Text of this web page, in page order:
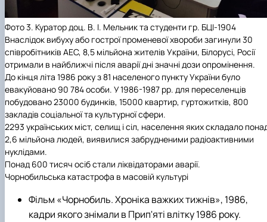
Фото 3. Куратор доц. В. І. Мельник та студенти гр. БЦІ-1904
Внаслідок вибуху або гострої променевої хвороби загинули 30
співробітників АЕС, 8,5 мільйона жителів України, Білорусі, Росії
отримали в найближчі після аварії дні значні дози опромінення.
До кінця літа 1986 року з 81 населеного пункту України було
евакуйовано 90 784 особи. У 1986-1987 рр. для переселенців
побудовано 23000 будинків, 15000 квартир, гуртожитків, 800
закладів соціальної та культурної сфери.
2293 українських міст, селищ і сіл, населення яких складало
2,6 мільйона людей, виявилися забрудненими радіоактивними
нуклідами.
Понад 600 тисяч осіб стали ліквідаторами аварії.
Чорнобильська катастрофа в масовій культурі
Фільм «Чорнобиль. Хроніка важких тижнів», 1986,
кадри якого знімали в Прип'яті влітку 1986 року.